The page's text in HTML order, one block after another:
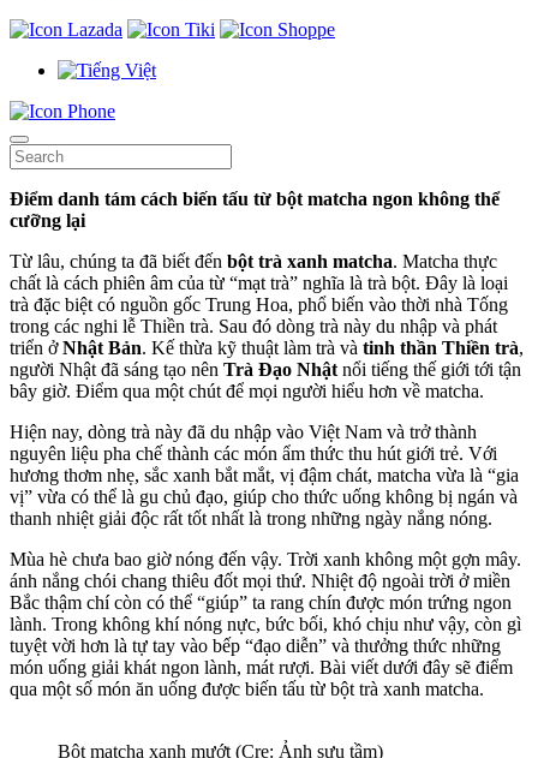
Điểm danh tám cách biến tấu từ bột matcha ngon không thể
cưỡng lại
Từ lâu, chúng ta đã biết đến bột trà xanh matcha. Matcha thực
chất là cách phiên âm của từ “mạt trà” nghĩa là trà bột. Đây là loại
trà đặc biệt có nguồn gốc Trung Hoa, phổ biến vào thời nhà Tống
trong các nghi lễ Thiền trà. Sau đó dòng trà này du nhập và phát
triển ởNhật Bản. Kế thừa kỹ thuật làm trà và tinh thần Thiền trà,
người Nhật đã sáng tạo nên Trà Đạo Nhật nổi tiếng thế giới tới tận
bây giờ. Điểm qua một chút để mọi người hiểu hơn về matcha.
Hiện nay, dòng trà này đã du nhập vào Việt Nam và trở thành
nguyên liệu pha chế thành các món ẩm thức thu hút giới trẻ. Với
hương thơm nhẹ, sắc xanh bắt mắt, vị đậm chát, matcha vừa là “gia
vị” vừa có thể là gu chủ đạo, giúp cho thức uống không bị ngán và
thanh nhiệt giải độc rất tốt nhất là trong những ngày nắng nóng.
Mùa hè chưa bao giờ nóng đến vậy. Trời xanh không một gợn mây.
ánh nắng chói chang thiêu đốt mọi thứ. Nhiệt độ ngoài trời ở miền
Bắc thậm chí còn có thể “giúp” ta rang chín được món trứng ngon
lành. Trong không khí nóng nực, bức bối, khó chịu như vậy, còn gì
tuyệt vời hơn là tự tay vào bếp “đạo diễn” và thưởng thức những
món uống giải khát ngon lành, mát rượi. Bài viết dưới đây sẽ điểm
qua một số món ăn uống được biến tấu từ bột trà xanh matcha.
Bột matcha xanh mướt (Cre: Ảnh sưu tầm)